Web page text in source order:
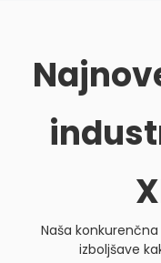
Naša
izboljšave